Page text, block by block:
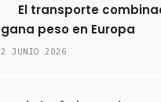
El transporte
gana peso en Europa
2 JUNIO 2026